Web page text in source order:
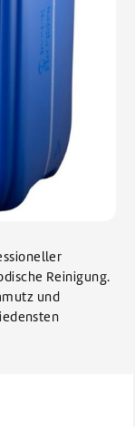
Reinigung.
und